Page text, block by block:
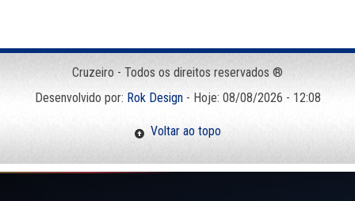
Cruzeiro - Todos os direitos reservados ®
Desenvolvido por: Rok Design- Hoje: 08/08/2026 - 12:08
Voltar ao topo